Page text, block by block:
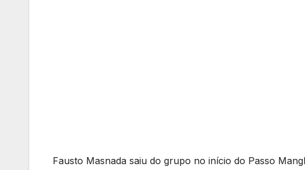
Fausto Masnada saiu do grupo no início do Passo